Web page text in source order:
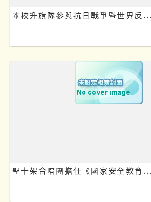
本校升旗隊參與抗日戰爭暨世界反...
聖十架合唱團擔任《國家安全教育...